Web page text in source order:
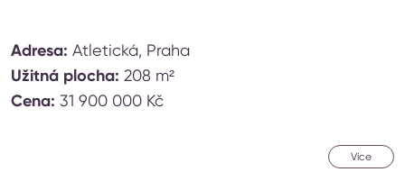
Adresa: Atletická, Praha
Užitná plocha: 208 m²
Cena: 31 900 000 Kč
Více